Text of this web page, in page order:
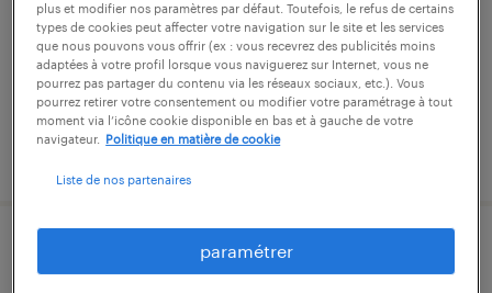
intérim
12,31 € par heure
manutentionnaire (f/h)
plus et modifier nos paramètres par défaut. Toutefois, le refus de certains
types de cookies peut affecter votre navigation sur le site et les services
que nous pouvons vous offrir (ex : vous recevrez des publicités moins
adaptées à votre profil lorsque vous naviguerez sur Internet, vous ne
pourrez pas partager du contenu via les réseaux sociaux, etc.). Vous
pourrez retirer votre consentement ou modifier votre paramétrage à tout
moment via l’icône cookie disponible en bas et à gauche de votre
navigateur.
Politique en matière de cookie
Liste de nos partenaires
paramétrer